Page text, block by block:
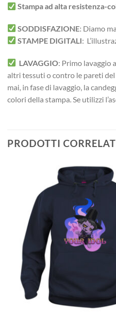
Stampa ad alta resistenza-
SODDISFAZIONE: Diamo
STAMPE DIGITALI:
LAVAGGIO: Primo lavaggio
altri tessuti o contro le pareti del
mai, in fase di lavaggio, la
colori della stampa. Se utilizzi
PRODOTTI